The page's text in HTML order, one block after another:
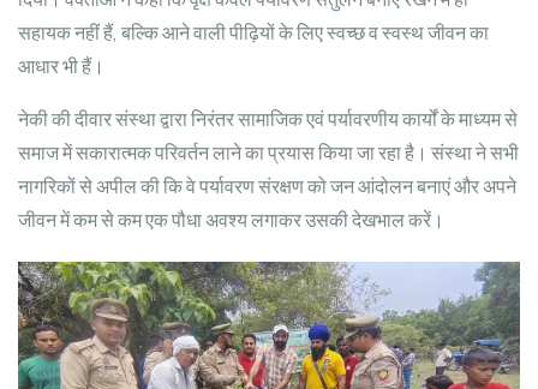
सहायक नहीं हैं, बल्कि आने वाली पीढ़ियों के लिए स्वच्छ व स्वस्थ जीवन का
आधार भी हैं।
नेकी की दीवार संस्था द्वारा निरंतर सामाजिक एवं पर्यावरणीय कार्यों के माध्यम से
समाज में सकारात्मक परिवर्तन लाने का प्रयास किया जा रहा है। संस्था ने सभी
नागरिकों से अपील की कि वे पर्यावरण संरक्षण को जन आंदोलन बनाएं और अपने
जीवन में कम से कम एक पौधा अवश्य लगाकर उसकी देखभाल करें।